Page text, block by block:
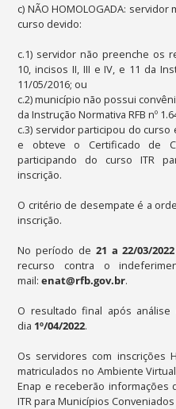
c) NÃO HOMOLOGADA:
curso devido:
c.1) servidor não preenche os
10, incisos II, III e IV, e 11 da
11/05/2016; ou
c.2) município não possui
da Instrução Normativa RFB nº
c.3) servidor participou do
e obteve o Certificado de
participando do curso ITR
inscrição.
O critério de desempate é a
inscrição.
No período de 21 a 22/03/2022
recurso contra o
mail:enat@rfb.gov.br.
O resultado final após
dia 1º/04/2022.
Os servidores com inscrições
matriculados no Ambiente
Enap e receberão informações
ITR para Municípios